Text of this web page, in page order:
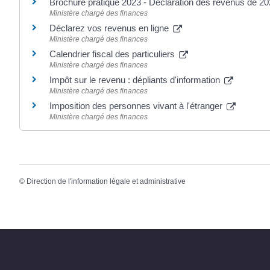
Brochure pratique 2023 - Déclaration des revenus de
Ministère chargé des finances
Déclarez vos revenus en ligne
Ministère chargé des finances
Calendrier fiscal des particuliers
Ministère chargé des finances
Impôt sur le revenu : dépliants d'information
Ministère chargé des finances
Imposition des personnes vivant à l'étranger
Ministère chargé des finances
© Direction de l'information légale et administrative